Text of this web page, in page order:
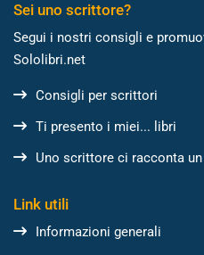
Sei uno scrittore?
Segui i nostri consigli e
Sololibri.net
Consigli per scrittori
Ti presento i miei... libri
Uno scrittore ci racconta
Link utili
Informazioni generali